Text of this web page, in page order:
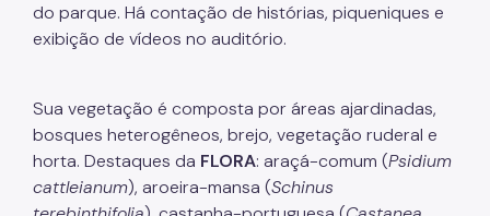
Resíduos Sólidos
Biblioteca
Ouvidoria Geral
do parque. Há contação de histórias, piqueniques e
exibição de vídeos no auditório.
Sua vegetação é composta por áreas ajardinadas,
bosques heterogêneos, brejo, vegetação ruderal e
horta. Destaques da FLORA: araçá-comum (Psidium
cattleianum), aroeira-mansa (Schinus